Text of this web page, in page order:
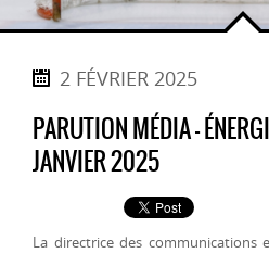
2 FÉVRIER 2025
PARUTION MÉDIA -
JANVIER 2025
La directrice des